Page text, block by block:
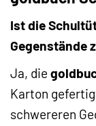
Ist die
Gegenstände
Ja, die
Karton
schwereren